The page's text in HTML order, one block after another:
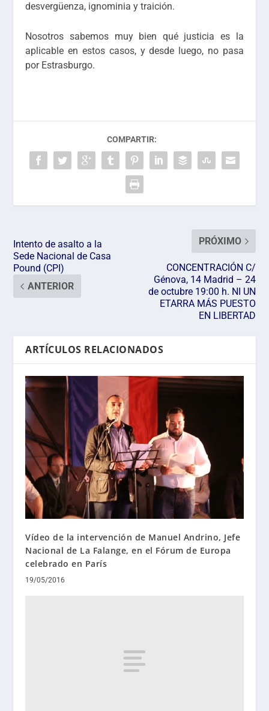
desvergüenza, ignominia y traición.
Nosotros sabemos muy bien qué justicia es la
aplicable en estos casos, y desde luego, no pasa
por Estrasburgo.
COMPARTIR:
Intento de asalto a la
Sede Nacional de Casa
Pound (CPI)
ANTERIOR
PRÓXIMO
CONCENTRACIÓN C/
Génova, 14 Madrid – 24
de octubre 19:00 h. NI UN
ETARRA MÁS PUESTO
EN LIBERTAD
ARTÍCULOS RELACIONADOS
Vídeo de la intervención de Manuel Andrino, Jefe
Nacional de La Falange, en el Fórum de Europa
celebrado en París
19/05/2016